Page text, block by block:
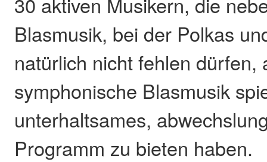
Blasmusik, bei der Polkas
natürlich nicht fehlen dürfen,
symphonische Blasmusik
unterhaltsames,
Programm zu bieten haben.